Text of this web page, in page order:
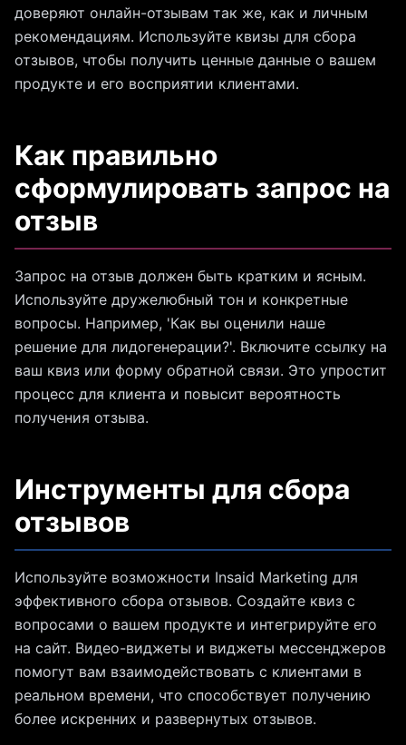
доверяют онлайн-отзывам так же, как и личным
рекомендациям. Используйте квизы для сбора
отзывов, чтобы получить ценные данные о вашем
продукте и его восприятии клиентами.
Как правильно
сформулировать запрос на
отзыв
Запрос на отзыв должен быть кратким и ясным.
Используйте дружелюбный тон и конкретные
вопросы. Например, 'Как вы оценили наше
решение для лидогенерации?'. Включите ссылку на
ваш квиз или форму обратной связи. Это упростит
процесс для клиента и повысит вероятность
получения отзыва.
Инструменты для сбора
отзывов
Используйте возможности Insaid Marketing для
эффективного сбора отзывов. Создайте квиз с
вопросами о вашем продукте и интегрируйте его
на сайт. Видео-виджеты и виджеты мессенджеров
помогут вам взаимодействовать с клиентами в
реальном времени, что способствует получению
более искренних и развернутых отзывов.